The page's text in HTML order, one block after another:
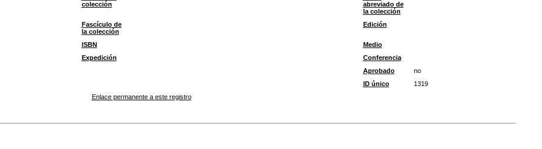
colección
abreviado de
la colección
Fascículo de
la colección
Edición
ISBN
Medio
Expedición
Conferencia
Aprobado
no
ID único
1319
Enlace permanente a este registro